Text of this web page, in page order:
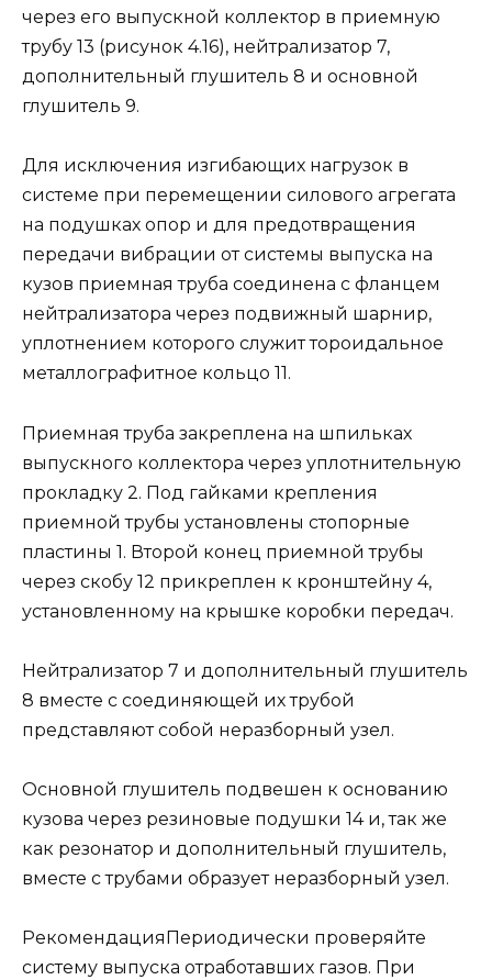
через его выпускной коллектор в приемную
трубу 13 (рисунок 4.16), нейтрализатор 7,
дополнительный глушитель 8 и основной
глушитель 9.
Для исключения изгибающих нагрузок в
системе при перемещении силового агрегата
на подушках опор и для предотвращения
передачи вибрации от системы выпуска на
кузов приемная труба соединена с фланцем
нейтрализатора через подвижный шарнир,
уплотнением которого служит тороидальное
металлографитное кольцо 11.
Приемная труба закреплена на шпильках
выпускного коллектора через уплотнительную
прокладку 2. Под гайками крепления
приемной трубы установлены стопорные
пластины 1. Второй конец приемной трубы
через скобу 12 прикреплен к кронштейну 4,
установленному на крышке коробки передач.
Нейтрализатор 7 и дополнительный глушитель
8 вместе с соединяющей их трубой
представляют собой неразборный узел.
Основной глушитель подвешен к основанию
кузова через резиновые подушки 14 и, так же
как резонатор и дополнительный глушитель,
вместе с трубами образует неразборный узел.
РекомендацияПериодически проверяйте
систему выпуска отработавших газов. При